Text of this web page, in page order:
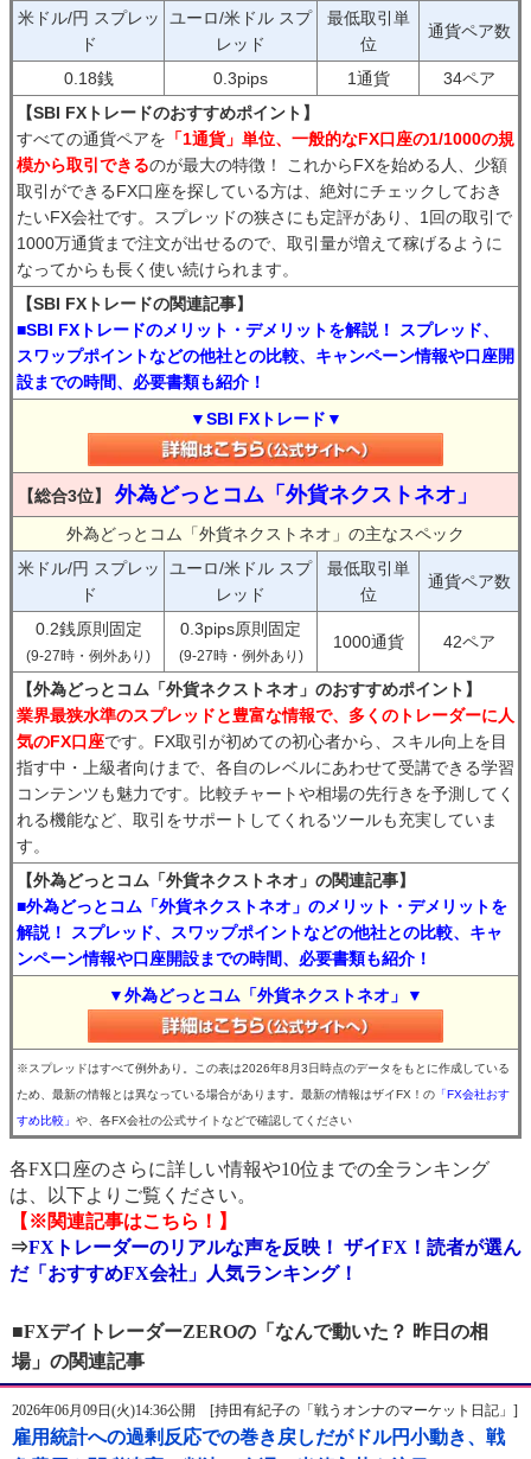
米ドル/円 スプレッ
ド
ユーロ/米ドル スプ
レッド
最低取引単
位
通貨ペア数
0.18銭 0.3pips 1通貨
34ペア
【SBI FXトレードのおすすめポイント】
すべての通貨ペアを 「1通貨」単位、一般的なFX口座の1/1000の規
模から取引できるのが最大の特徴！ これからFXを始める人、少額
取引ができるFX口座を探している方は、絶対にチェックしておき
たいFX会社です。スプレッドの狭さにも定評があり、1回の取引で
1000万通貨まで注文が出せるので、取引量が増えて稼げるように
なってからも長く使い続けられます。
【SBI FXトレードの関連記事】
■SBI FXトレードのメリット・デメリットを解説！ スプレッド、
スワップポイントなどの他社との比較、キャンペーン情報や口座開
設までの時間、必要書類も紹介！
▼SBI FXトレード▼
【総合3位】 外為どっとコム「外貨ネクストネオ」
外為どっとコム「外貨ネクストネオ」の主なスペック
米ドル/円 スプレッ
ド
ユーロ/米ドル スプ
レッド
最低取引単
位
通貨ペア数
0.2銭原則固定
(9-27時・例外あり)
0.3pips原則固定
(9-27時・例外あり)
1000通貨 42ペア
【外為どっとコム「外貨ネクストネオ」のおすすめポイント】
業界最狭水準のスプレッドと豊富な情報で、多くのトレーダーに人
気のFX口座です。FX取引が初めての初心者から、スキル向上を目
指す中・上級者向けまで、各自のレベルにあわせて受講できる学習
コンテンツも魅力です。比較チャートや相場の先行きを予測してく
れる機能など、取引をサポートしてくれるツールも充実していま
す。
【外為どっとコム「外貨ネクストネオ」の関連記事】
■外為どっとコム「外貨ネクストネオ」のメリット・デメリットを
解説！ スプレッド、スワップポイントなどの他社との比較、キャ
ンペーン情報や口座開設までの時間、必要書類も紹介！
▼外為どっとコム「外貨ネクストネオ」▼
※スプレッドはすべて例外あり。この表は2026年8月3日時点のデータをもとに作成している
ため、最新の情報とは異なっている場合があります。最新の情報はザイFX！の 「FX会社おす
すめ比較」 や、各FX会社の公式サイトなどで確認してください
各FX口座のさらに詳しい情報や10位までの全ランキング
は、以下よりご覧ください。
【※関連記事はこちら！】
⇒FXトレーダーのリアルな声を反映！ ザイFX！読者が選ん
だ「おすすめFX会社」人気ランキング！
■FXデイトレーダーZEROの「なんで動いた？ 昨日の相
場」の関連記事
2026年06月09日(火)14:36公開 [持田有紀子の「戦うオンナのマーケット日記」]
雇用統計への過剰反応での巻き戻しだがドル円小動き、戦